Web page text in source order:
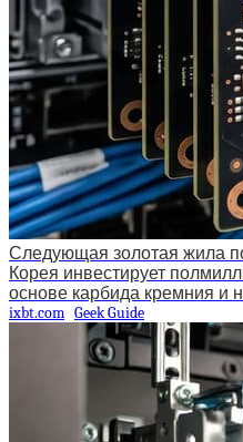
Следующая золотая жила
Корея инвестирует
основе карбида кремния и
ixbt.com Geek Guide